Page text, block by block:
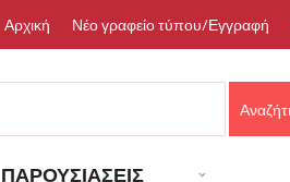
Αρχική Νέο γραφείο τύπου/Εγγραφή
ΠΑΡΟΥΣΙΑΣΕΙΣ